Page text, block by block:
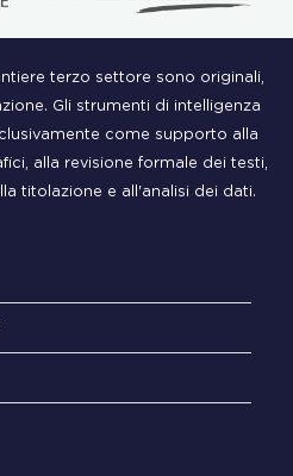
terzo settore sono originali,
Gli strumenti di intelligenza
come supporto alla
alla revisione formale dei testi,
titolazione e all'analisi dei dati.